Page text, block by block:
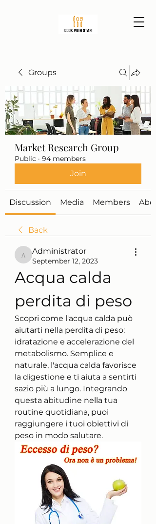
Groups
Market Research Group
Public · 94 members
Join
Discussion Media Members
Back
Administrator
Administrator
September 12, 2023
Acqua calda
perdita di peso
Scopri come l'acqua calda può
aiutarti nella perdita di peso:
idratazione e accelerazione del
metabolismo. Semplice e
naturale, l'acqua calda favorisce
la digestione e ti aiuta a sentirti
sazio più a lungo. Integrando
questa abitudine nella tua
routine quotidiana, puoi
raggiungere i tuoi obiettivi di
peso in modo salutare.